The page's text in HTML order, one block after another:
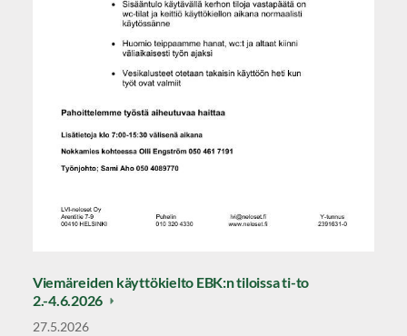
Viemäreiden käyttökielto EBK:n tiloissa ti-to
2.-4.6.2026
27.5.2026